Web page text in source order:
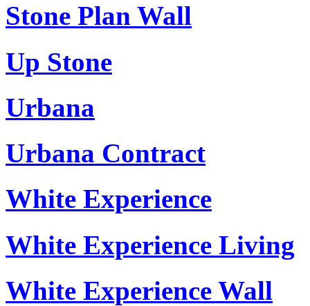
Stone Plan Wall
Up Stone
Urbana
Urbana Contract
White Experience
White Experience Living
White Experience Wall